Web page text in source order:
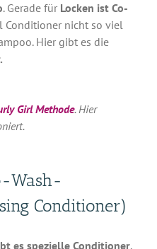
. Gerade für Locken ist Co-
Conditioner nicht so viel
Hier gibt es die
Girl Methode. Hier
Wash-
Conditioner)
es spezielle Conditioner,